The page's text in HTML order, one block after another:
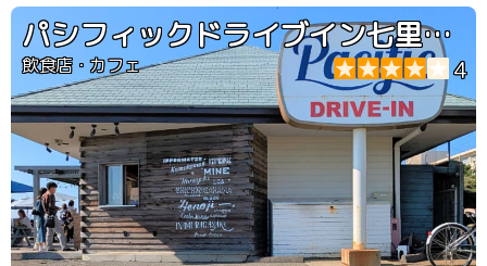
パシフィックドライブイン七里ヶ浜
飲食店・カフェ 4